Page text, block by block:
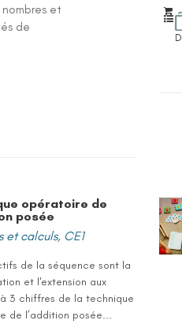
et
de
opératoire de
posée
et calculs, CE1
de la séquence sont la
et l'extension aux
3 chiffres de la technique
de l’addition posée...